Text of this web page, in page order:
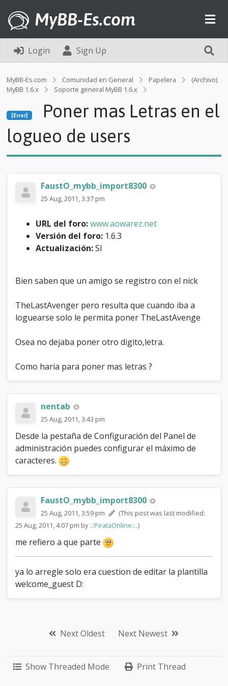
MyBB-Es.com
Login Sign Up
MyBB-Es.com Comunidad en General Papelera
(Archivo)
MyBB 1.6.x
Soporte general MyBB 1.6.x
P
o
m
s
L
a
l
g
e
d
e
[Error]
Poner mas Letras en el
logueo de users
FaustO_mybb_import8300
25 Aug, 2011, 3:37 pm
URL del foro: www.aowarez.net
Versión del foro: 1.6.3
Actualización:SI
Bien saben que un amigo se registro con el nick
TheLastAvenger pero resulta que cuando iba a
loguearse solo le permita poner TheLastAvenge
Osea no dejaba poner otro digito,letra.
Como haria para poner mas letras ?
nentab
25 Aug, 2011, 3:43 pm
Desde la pestaña de Configuración del Panel de
administración puedes configurar el máximo de
caracteres.
FaustO_mybb_import8300
25 Aug, 2011, 3:59 pm
(This post was last modified:
25 Aug, 2011, 4:07 pm by.::PirataOnline::..)
me refiero a que parte
ya lo arregle solo era cuestion de editar la plantilla
welcome_guest D:
Next Oldest Next Newest
Show Threaded Mode Print Thread